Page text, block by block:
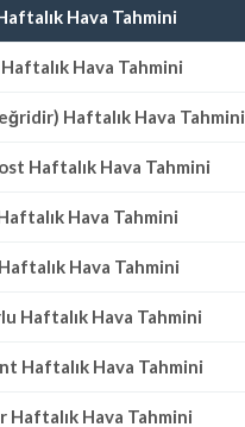
Hava Tahmini
Haftalık Hava Tahmini
Haftalık Hava Tahmini
Haftalık Hava Tahmini
Hava Tahmini
Haftalık Hava Tahmini
Haftalık Hava Tahmini
Haftalık Hava Tahmini
Haftalık Hava Tahmini